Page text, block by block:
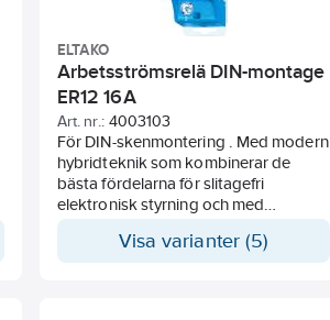
ELTAKO
Arbetsströmsrelä DIN-montage
ER12 16A
Art. nr.: 4003103
För DIN-skenmontering . Med modern
hybridteknik som kombinerar de
bästa fördelarna för slitagefri
elektronisk styrning och med
multispänning 8 till 230V AC/DC.
Visa varianter (5)